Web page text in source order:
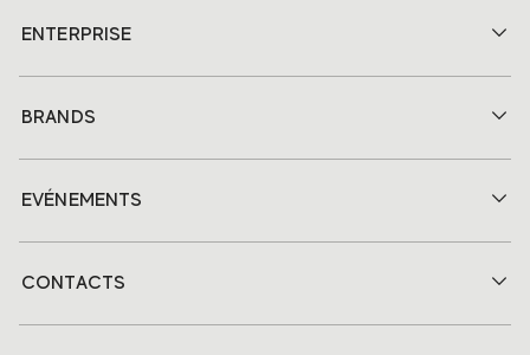
ENTERPRISE
BRANDS
EVÉNEMENTS
CONTACTS